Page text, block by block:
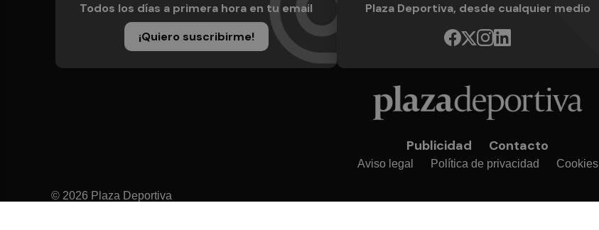
Todos los días a primera hora en tu email
¡Quiero suscribirme!
Plaza Deportiva, desde cualquier medio
Publicidad Contacto
Aviso legal Política de privacidad Cookies
© 2026 Plaza Deportiva